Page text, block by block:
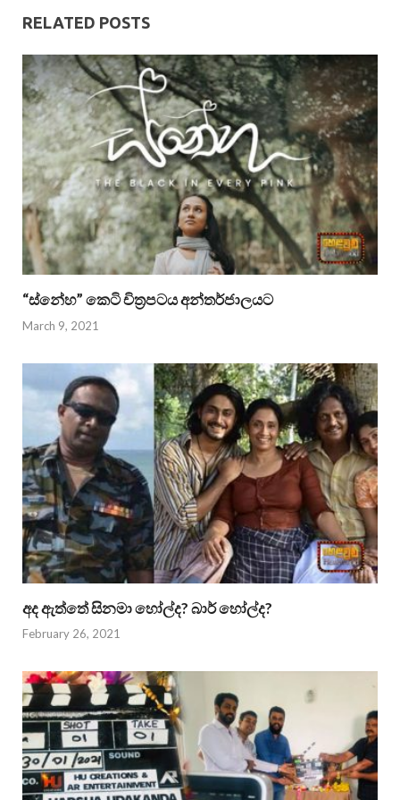
RELATED POSTS
“ස්නේහ” කෙටි චිත්‍රපටය අන්තර්ජාලයට
March 9, 2021
අද ඇත්තේ සිනමා හෝල්ද? බාර් හෝල්ද?
February 26, 2021